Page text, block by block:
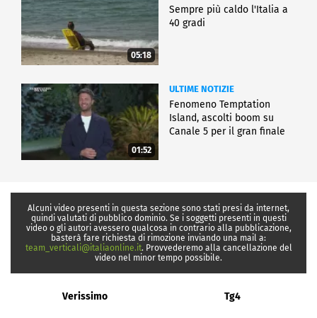
05:18
Sempre più caldo l'Italia a
40 gradi
01:52
ULTIME NOTIZIE
Fenomeno Temptation
Island, ascolti boom su
Canale 5 per il gran finale
Alcuni video presenti in questa sezione sono stati presi da internet,
quindi valutati di pubblico dominio. Se i soggetti presenti in questi
video o gli autori avessero qualcosa in contrario alla pubblicazione,
basterà fare richiesta di rimozione inviando una mail a:
team_verticali@italiaonline.it. Provvederemo alla cancellazione del
video nel minor tempo possibile.
Verissimo Tg4